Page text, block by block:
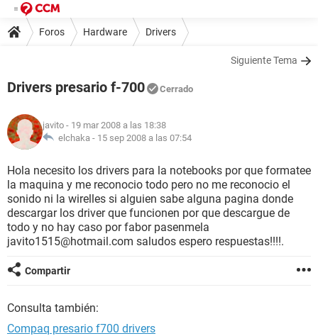
Foros Hardware Drivers
Siguiente Tema
Drivers presario f-700 Cerrado
javito - 19 mar 2008 a las 18:38
elchaka - 15 sep 2008 a las 07:54
Hola necesito los drivers para la notebooks por que formatee
la maquina y me reconocio todo pero no me reconocio el
sonido ni la wirelles si alguien sabe alguna pagina donde
descargar los driver que funcionen por que descargue de
todo y no hay caso por fabor pasenmela
javito1515@hotmail.com saludos espero respuestas!!!!.
Compartir
Consulta también:
Compaq presario f700 drivers